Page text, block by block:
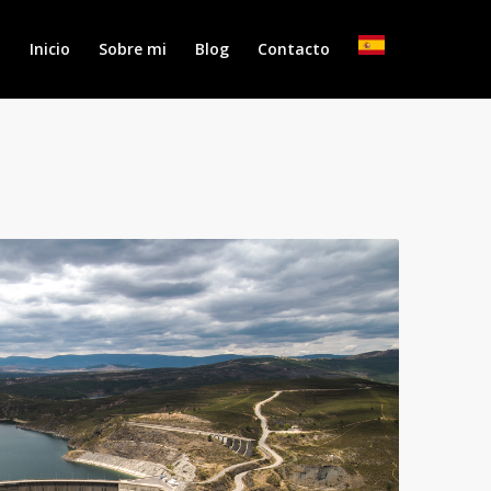
Inicio Sobre mi Blog Contacto